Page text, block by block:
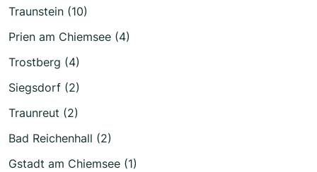
Traunstein (10)
Prien am Chiemsee (4)
Trostberg (4)
Siegsdorf (2)
Traunreut (2)
Bad Reichenhall (2)
Gstadt am Chiemsee (1)